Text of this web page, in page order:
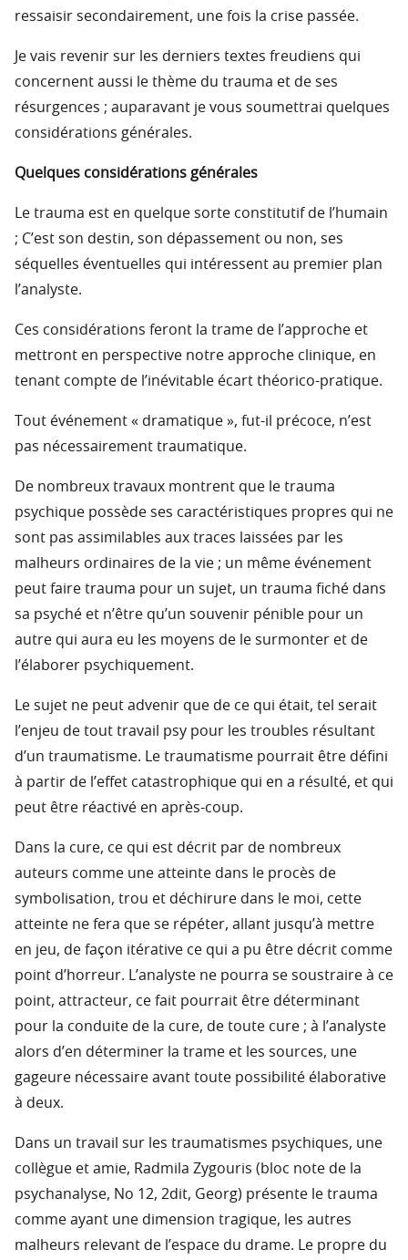
ressaisir secondairement, une fois la crise passée.
Je vais revenir sur les derniers textes freudiens qui
concernent aussi le thème du trauma et de ses
résurgences ; auparavant je vous soumettrai quelques
considérations générales.
Quelques considérations générales
Le trauma est en quelque sorte constitutif de l’humain
; C’est son destin, son dépassement ou non, ses
séquelles éventuelles qui intéressent au premier plan
l’analyste.
Ces considérations feront la trame de l’approche et
mettront en perspective notre approche clinique, en
tenant compte de l’inévitable écart théorico-pratique.
Tout événement « dramatique », fut-il précoce, n’est
pas nécessairement traumatique.
De nombreux travaux montrent que le trauma
psychique possède ses caractéristiques propres qui ne
sont pas assimilables aux traces laissées par les
malheurs ordinaires de la vie ; un même événement
peut faire trauma pour un sujet, un trauma fiché dans
sa psyché et n’être qu’un souvenir pénible pour un
autre qui aura eu les moyens de le surmonter et de
l’élaborer psychiquement.
Le sujet ne peut advenir que de ce qui était, tel serait
l’enjeu de tout travail psy pour les troubles résultant
d’un traumatisme. Le traumatisme pourrait être défini
à partir de l’effet catastrophique qui en a résulté, et qui
peut être réactivé en après-coup.
Dans la cure, ce qui est décrit par de nombreux
auteurs comme une atteinte dans le procès de
symbolisation, trou et déchirure dans le moi, cette
atteinte ne fera que se répéter, allant jusqu’à mettre
en jeu, de façon itérative ce qui a pu être décrit comme
point d’horreur. L’analyste ne pourra se soustraire à ce
point, attracteur, ce fait pourrait être déterminant
pour la conduite de la cure, de toute cure ; à l’analyste
alors d’en déterminer la trame et les sources, une
gageure nécessaire avant toute possibilité élaborative
à deux.
Dans un travail sur les traumatismes psychiques, une
collègue et amie, Radmila Zygouris (bloc note de la
psychanalyse, No 12, 2dit, Georg) présente le trauma
comme ayant une dimension tragique, les autres
malheurs relevant de l’espace du drame. Le propre du